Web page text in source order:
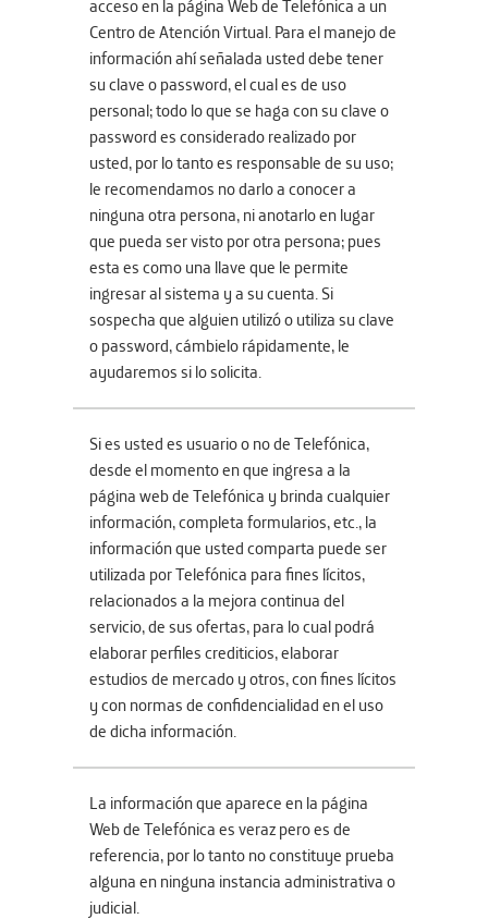
acceso en la página Web de Telefónica a un
Centro de Atención Virtual. Para el manejo de
información ahí señalada usted debe tener
su clave o password, el cual es de uso
personal; todo lo que se haga con su clave o
password es considerado realizado por
usted, por lo tanto es responsable de su uso;
le recomendamos no darlo a conocer a
ninguna otra persona, ni anotarlo en lugar
que pueda ser visto por otra persona; pues
esta es como una llave que le permite
ingresar al sistema y a su cuenta. Si
sospecha que alguien utilizó o utiliza su clave
o password, cámbielo rápidamente, le
ayudaremos si lo solicita.
Si es usted es usuario o no de Telefónica,
desde el momento en que ingresa a la
página web de Telefónica y brinda cualquier
información, completa formularios, etc., la
información que usted comparta puede ser
utilizada por Telefónica para fines lícitos,
relacionados a la mejora continua del
servicio, de sus ofertas, para lo cual podrá
elaborar perfiles crediticios, elaborar
estudios de mercado y otros, con fines lícitos
y con normas de confidencialidad en el uso
de dicha información.
La información que aparece en la página
Web de Telefónica es veraz pero es de
referencia, por lo tanto no constituye prueba
alguna en ninguna instancia administrativa o
judicial.